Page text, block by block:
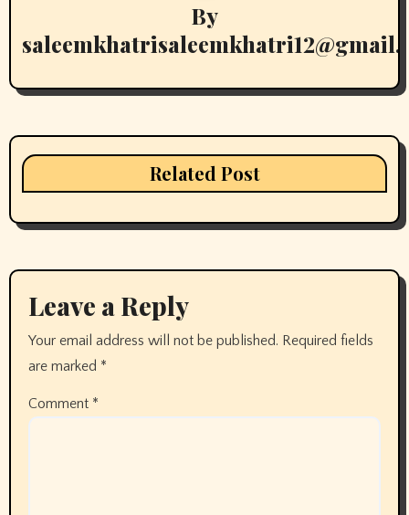
By
Related Post
Leave a Reply
Your email address will not be published. Required fields
are marked *
Comment *